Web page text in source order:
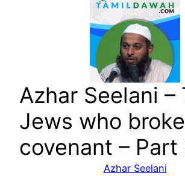
Azhar Seelani –
Jews who
covenant – Part
Azhar Seelani